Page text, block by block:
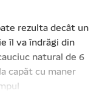
rezulta decât un
îl va îndrăgi din
natural de 6
capăt cu maner